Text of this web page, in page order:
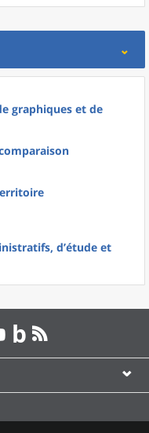
graphiques et de
d’étude et